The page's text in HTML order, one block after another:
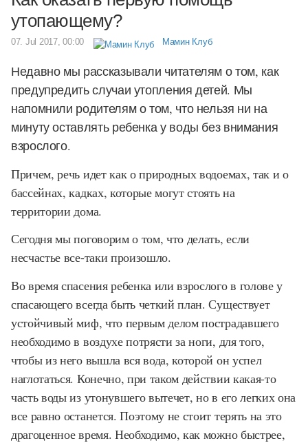
утопающему?
07. Jul 2017, 00:00 Мамин Клуб
Недавно мы рассказывали читателям о том, как
предупредить случаи утопления детей. Мы
напомнили родителям о том, что нельзя ни на
минуту оставлять ребенка у воды без внимания
взрослого.
Причем, речь идет как о природных водоемах, так и о
бассейнах, кадках, которые могут стоять на
территории дома.
Сегодня мы поговорим о том, что делать, если
несчастье все-таки произошло.
Во время спасения ребенка или взрослого в голове у
спасающего всегда быть четкий план. Существует
устойчивый миф, что первым делом пострадавшего
необходимо в воздухе потрясти за ноги, для того,
чтобы из него вышла вся вода, которой он успел
наглотаться. Конечно, при таком действии какая-то
часть воды из утонувшего вытечет, но в его легких она
все равно останется. Поэтому не стоит терять на это
драгоценное время. Необходимо, как можно быстрее,